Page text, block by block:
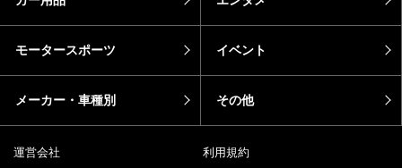
モータースポーツ イベント
メーカー・車種別 その他
運営会社 利用規約